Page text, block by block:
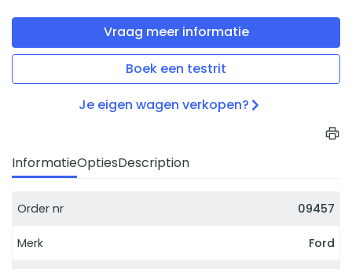
Vraag meer informatie
Boek een testrit
Je eigen wagen verkopen?
InformatieOptiesDescription
Order nr 09457
Merk Ford